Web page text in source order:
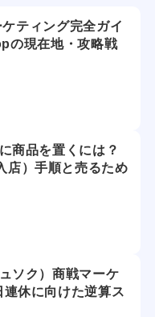
ティング完全ガイ
の現在地・攻略戦
商品を置くには？
店）手順と売るため
ソク）商戦マーケ
休に向けた逆算ス